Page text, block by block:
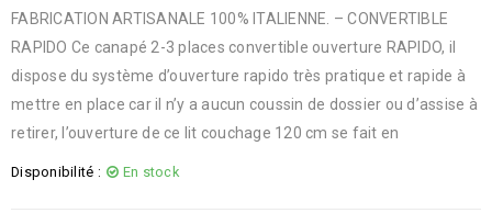
FABRICATION ARTISANALE 100% ITALIENNE. – CONVERTIBLE
RAPIDO Ce canapé 2-3 places convertible ouverture RAPIDO, il
dispose du système d’ouverture rapido très pratique et rapide à
mettre en place car il n’y a aucun coussin de dossier ou d’assise à
retirer, l’ouverture de ce lit couchage 120 cm se fait en
Disponibilité : En stock